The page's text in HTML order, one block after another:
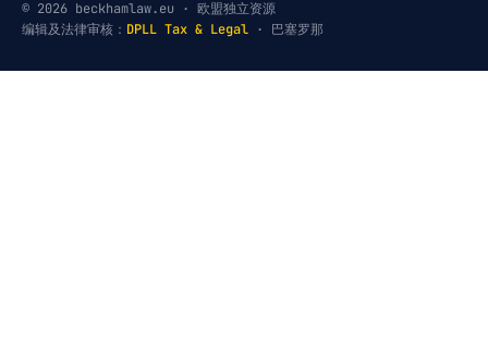
© 2026 beckhamlaw.eu · 欧盟独立资源
编辑及法律审核： DPLL Tax & Legal · 巴塞罗那